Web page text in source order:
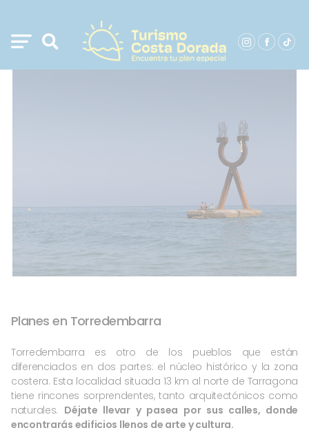
Planes en Torredembarra
Torredembarra es otro de los pueblos que están
diferenciados en dos partes: el núcleo histórico y la zona
costera. Esta localidad situada 13 km al norte de Tarragona
tiene rincones sorprendentes, tanto arquitectónicos como
naturales. Déjate llevar y pasea por sus calles, donde
encontrarás edificios llenos de arte y cultura.